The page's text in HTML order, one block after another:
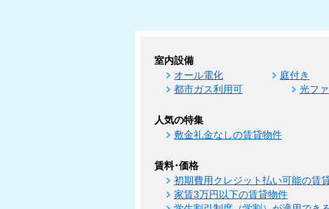
室内設備
オール電化 庭付き
都市ガス利用可
光フ
人気の特集
敷金礼金なしの賃貸物件
賃料･価格
初期費用クレジット払い可能の賃
家賃3万円以下の賃貸物件